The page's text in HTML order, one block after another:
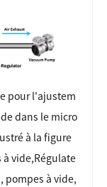
pour l'ajustem
dans le micro
à la figure
vide,Régulate
, pompes à vide,